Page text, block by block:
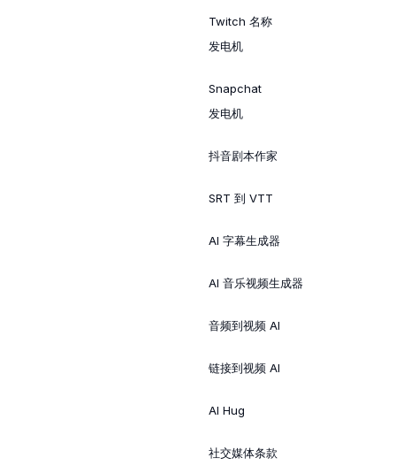
Twitch 名称
发电机
Snapchat
发电机
抖音剧本作家
SRT 到 VTT
AI 字幕生成器
AI 音乐视频生成器
音频到视频 AI
链接到视频 AI
AI Hug
社交媒体条款